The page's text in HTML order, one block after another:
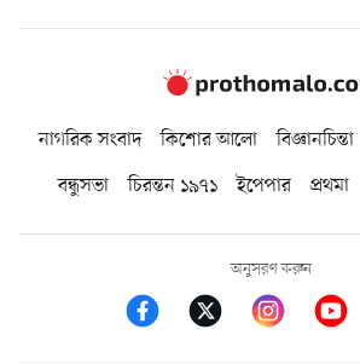
নাগরিক সংবাদ কিশোর আলো বিজ্ঞানচিন্তা
বন্ধুসভা
চিরন্তন ১৯৭১ ইপেপার প্রথমা
অনুসরণ করুন